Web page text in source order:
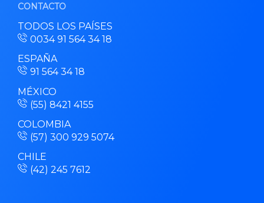
CONTACTO
TODOS LOS PAÍSES
0034 91 564 34 18
ESPAÑA
91 564 34 18
MÉXICO
(55) 8421 4155
COLOMBIA
(57) 300 929 5074
CHILE
(42) 245 7612